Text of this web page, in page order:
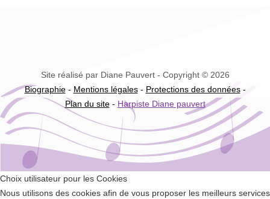
Site réalisé par Diane Pauvert - Copyright © 2026
Biographie- Mentions légales- Protections des données-
Plan du site- Harpiste Diane pauvert
Choix utilisateur pour les Cookies
Nous utilisons des cookies afin de vous proposer les meilleurs services